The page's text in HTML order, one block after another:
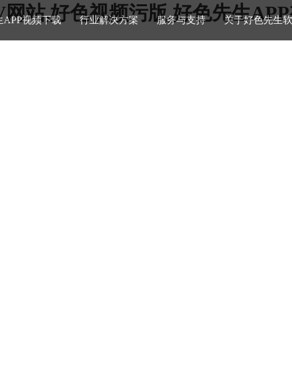
站,好色视频污版,好色先生
APP视频下载 行业解决方案 服务与支持 关于好色先生